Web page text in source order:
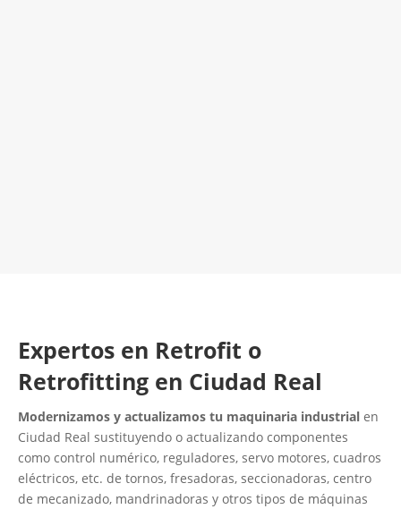
Expertos en Retrofit o
Retrofitting en Ciudad Real
Modernizamos y actualizamos tu maquinaria industrial en
Ciudad Real sustituyendo o actualizando componentes
como control numérico, reguladores, servo motores, cuadros
eléctricos, etc. de tornos, fresadoras, seccionadoras, centro
de mecanizado, mandrinadoras y otros tipos de máquinas